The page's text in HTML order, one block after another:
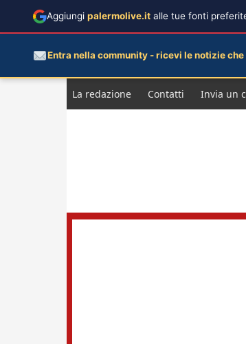
La redazione Contatti Invia un
Aggiungi palermolive.it alle tue fonti
Entra nella community - ricevi le notizie che